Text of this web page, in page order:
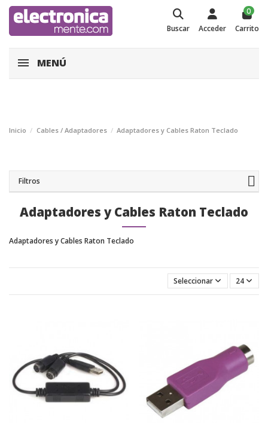
Buscar Acceder
0
Carrito
MENÚ
Inicio Cables / Adaptadores Adaptadores y Cables Raton Teclado
Adaptadores y Cables Raton Teclado
Adaptadores y Cables Raton Teclado
Seleccionar 24
Filtros